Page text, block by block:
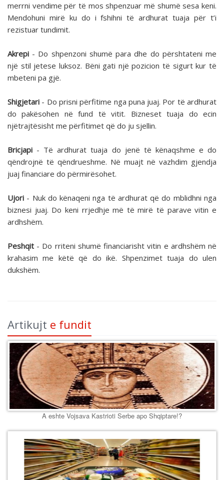
merrni vendime për të mos shpenzuar më shumë sesa keni.
Mendohuni mirë ku do i fshihni të ardhurat tuaja për t’i
rezistuar tundimit.
Akrepi - Do shpenzoni shumë para dhe do përshtateni me
një stil jetese luksoz. Bëni gati një pozicion të sigurt kur të
mbeteni pa gjë.
Shigjetari - Do prisni përfitime nga puna juaj. Por të ardhurat
do pakësohen në fund të vitit. Bizneset tuaja do ecin
njëtrajtësisht me përfitimet që do ju sjellin.
Bricjapi - Të ardhurat tuaja do jenë të kënaqshme e do
qëndrojnë të qëndrueshme. Në muajt në vazhdim gjendja
juaj financiare do përmirësohet.
Ujori - Nuk do kënaqeni nga të ardhurat që do mblidhni nga
biznesi juaj. Do keni rrjedhje më të mirë të parave vitin e
ardhshëm.
Peshqit - Do rriteni shumë financiarisht vitin e ardhshëm në
krahasim me këtë që do ikë. Shpenzimet tuaja do ulen
dukshëm.
Artikujt e fundit
A eshte Vojsava Kastrioti Serbe apo Shqiptare!?